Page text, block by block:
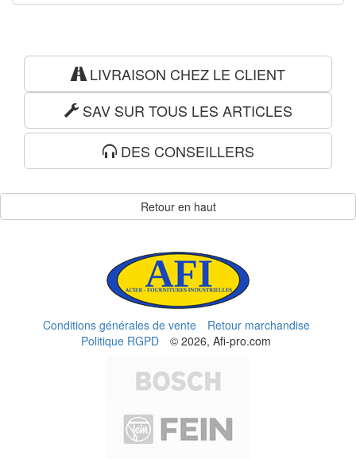
LIVRAISON CHEZ LE CLIENT
SAV SUR TOUS LES ARTICLES
DES CONSEILLERS
Retour en haut
Conditions générales de vente
Retour marchandise
Politique RGPD
© 2026, Afi-pro.com